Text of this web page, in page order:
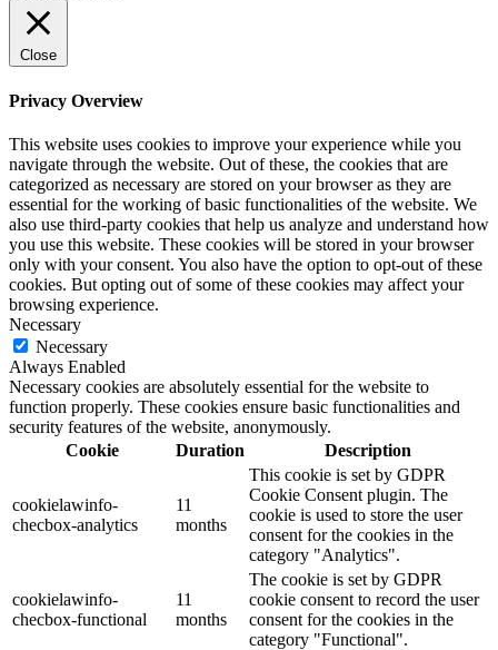
Close
Privacy Overview
This website uses cookies to improve your experience while you
navigate through the website. Out of these, the cookies that are
categorized as necessary are stored on your browser as they are
essential for the working of basic functionalities of the website. We
also use third-party cookies that help us analyze and understand how
you use this website. These cookies will be stored in your browser
only with your consent. You also have the option to opt-out of these
cookies. But opting out of some of these cookies may affect your
browsing experience.
Necessary
Necessary
Always Enabled
Necessary cookies are absolutely essential for the website to
function properly. These cookies ensure basic functionalities and
security features of the website, anonymously.
Cookie
Duration Description
cookielawinfo-
checbox-analytics
11
months
This cookie is set by GDPR
Cookie Consent plugin. The
cookie is used to store the user
consent for the cookies in the
category "Analytics".
cookielawinfo-
checbox-functional
11
months
The cookie is set by GDPR
cookie consent to record the user
consent for the cookies in the
category "Functional".